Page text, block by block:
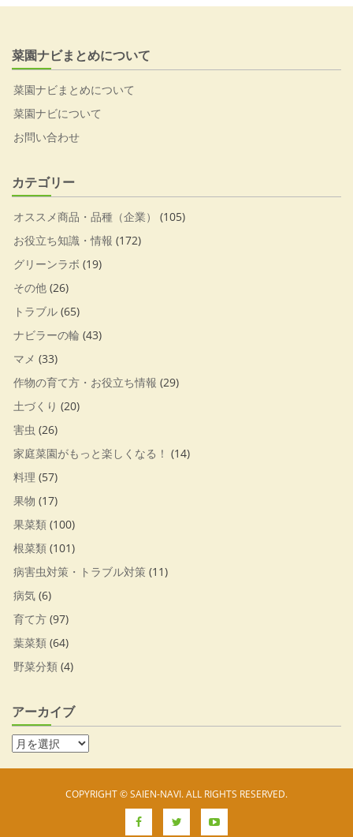
菜園ナビまとめについて
菜園ナビまとめについて
菜園ナビについて
お問い合わせ
カテゴリー
オススメ商品・品種（企業）
(105)
お役立ち知識・情報 (172)
グリーンラボ (19)
その他 (26)
トラブル (65)
ナビラーの輪 (43)
マメ (33)
作物の育て方・お役立ち情報 (29)
土づくり (20)
害虫 (26)
家庭菜園がもっと楽しくなる！ (14)
料理 (57)
果物 (17)
果菜類 (100)
根菜類 (101)
病害虫対策・トラブル対策 (11)
病気 (6)
育て方 (97)
葉菜類 (64)
野菜分類 (4)
アーカイブ
COPYRIGHT © SAIEN-NAVI. ALL RIGHTS RESERVED.